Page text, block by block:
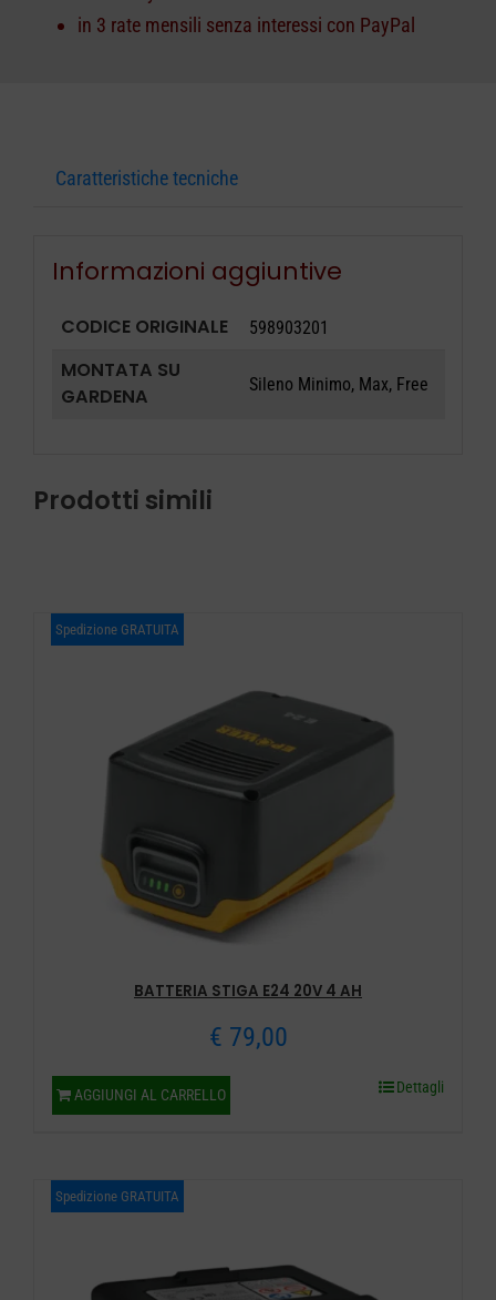
in 3 rate mensili senza interessi con PayPal
Caratteristiche tecniche
Informazioni aggiuntive
CODICE ORIGINALE 598903201
MONTATA SU
GARDENA
Sileno Minimo, Max, Free
Prodotti simili
Spedizione GRATUITA
BATTERIA STIGA E24 20V 4 AH
€ 79,00
AGGIUNGI AL CARRELLO Dettagli
Spedizione GRATUITA